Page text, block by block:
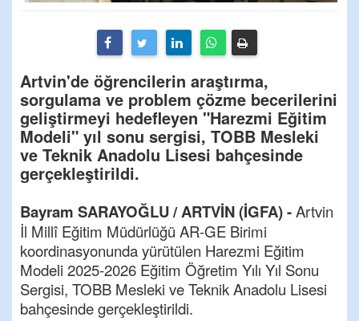
Artvin'de öğrencilerin araştırma,
sorgulama ve problem çözme becerilerini
geliştirmeyi hedefleyen "Harezmi Eğitim
Modeli" yıl sonu sergisi, TOBB Mesleki
ve Teknik Anadolu Lisesi bahçesinde
gerçekleştirildi.
Bayram SARAYOĞLU / ARTVİN (İGFA) -Artvin
İl Millî Eğitim Müdürlüğü AR-GE Birimi
koordinasyonunda yürütülen Harezmi Eğitim
Modeli 2025-2026 Eğitim Öğretim Yılı Yıl Sonu
Sergisi, TOBB Mesleki ve Teknik Anadolu Lisesi
bahçesinde gerçekleştirildi.